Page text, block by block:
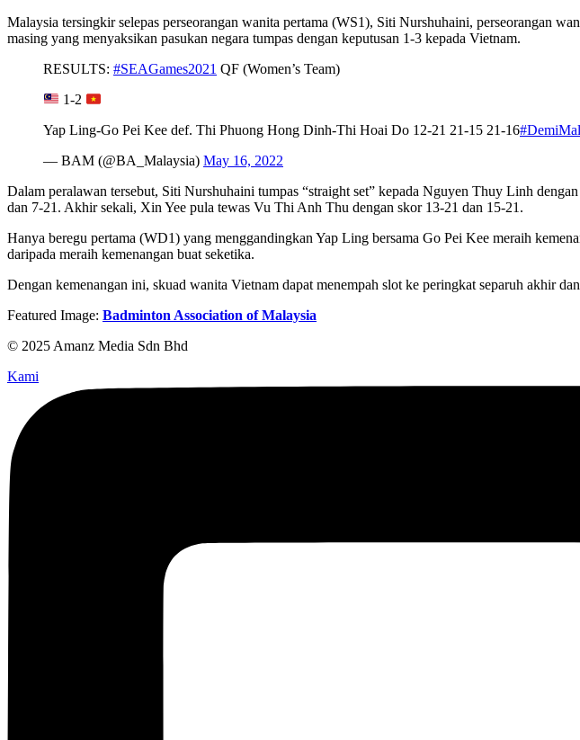
Malaysia tersingkir selepas perseorangan wanita pertama (WS1), Siti Nurshuhaini, perseorangan
masing yang menyaksikan pasukan negara tumpas dengan keputusan 1-3 kepada Vietnam.
RESULTS: #SEAGames2021 QF (Women’s Team)
1-2
Yap Ling-Go Pei Kee def. Thi Phuong Hong Dinh-Thi Hoai Do 12-21 21-15 21-16
— BAM (@BA_Malaysia) May 16, 2022
Dalam peralawan tersebut, Siti Nurshuhaini tumpas “straight set” kepada Nguyen Thuy Linh
dan 7-21. Akhir sekali, Xin Yee pula tewas Vu Thi Anh Thu dengan skor 13-21 dan 15-21.
Hanya beregu pertama (WD1) yang menggandingkan Yap Ling bersama Go Pei Kee meraih
daripada meraih kemenangan buat seketika.
Dengan kemenangan ini, skuad wanita Vietnam dapat menempah slot ke peringkat separuh akhir
Featured Image: Badminton Association of Malaysia
© 2025 Amanz Media Sdn Bhd
Kami